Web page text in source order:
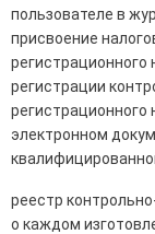
пользователе в
присвоение
регистрационного
регистрации
электронном
реестр
о каждом